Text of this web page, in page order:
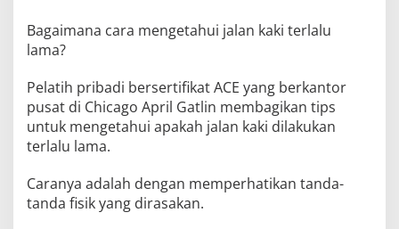
Bagaimana cara mengetahui jalan kaki terlalu
lama?
Pelatih pribadi bersertifikat ACE yang berkantor
pusat di Chicago April Gatlin membagikan tips
untuk mengetahui apakah jalan kaki dilakukan
terlalu lama.
Caranya adalah dengan memperhatikan tanda-
tanda fisik yang dirasakan.